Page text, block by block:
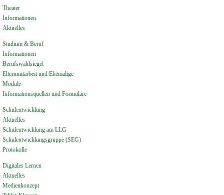
Theater
Informationen
Aktuelles
Studium & Beruf
Informationen
Berufswahlsiegel
Elternmitarbeit und Ehemalige
Module
Informationsquellen und Formulare
Schulentwicklung
Aktuelles
Schulentwicklung am LLG
Schulentwicklungsgruppe (SEG)
Protokolle
Digitales Lernen
Aktuelles
Medienkonzept